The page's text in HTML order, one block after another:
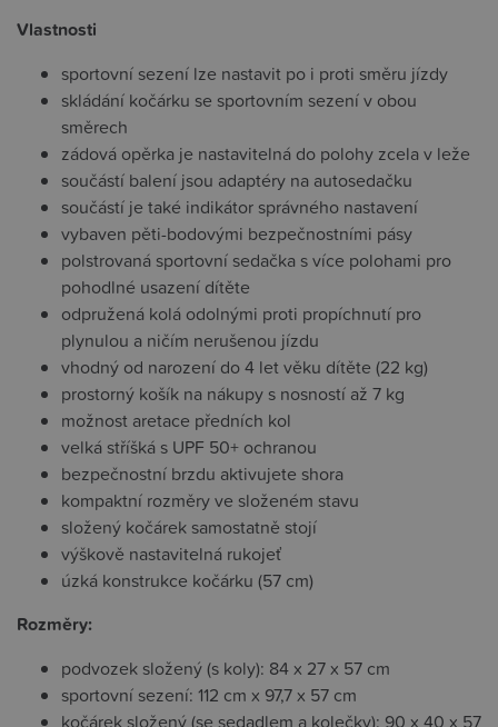
Vlastnosti
sportovní sezení lze nastavit po i proti směru jízdy
skládání kočárku se sportovním sezení v obou
směrech
zádová opěrka je nastavitelná do polohy zcela v leže
součástí balení jsou adaptéry na autosedačku
součástí je také indikátor správného nastavení
vybaven pěti-bodovými bezpečnostními pásy
polstrovaná sportovní sedačka s více polohami pro
pohodlné usazení dítěte
odpružená kolá odolnými proti propíchnutí pro
plynulou a ničím nerušenou jízdu
vhodný od narození do 4 let věku dítěte (22 kg)
prostorný košík na nákupy s nosností až 7 kg
možnost aretace předních kol
velká stříšká s UPF 50+ ochranou
bezpečnostní brzdu aktivujete shora
kompaktní rozměry ve složeném stavu
složený kočárek samostatně stojí
výškově nastavitelná rukojeť
úzká konstrukce kočárku (57 cm)
Rozměry:
podvozek složený (s koly): 84 x 27 x 57 cm
sportovní sezení: 112 cm x 97,7 x 57 cm
kočárek složený (se sedadlem a kolečky): 90 x 40 x 57